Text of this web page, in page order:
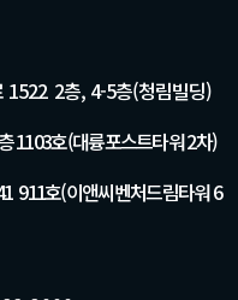
1522 2층, 4-5층(청림빌딩)
1103호(대륭포스트타워 2차)
911호(이앤씨벤처드림타워 6